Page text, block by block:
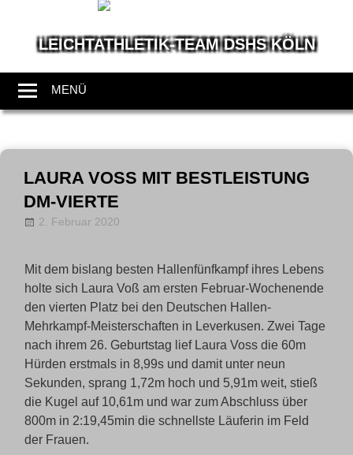
LEICHTATHLETIK-TEAM DSHS KÖLN
leben
Leichtathletik
MENÜ
Zum
InhaltLAURA VOSS MIT BESTLEISTUNG D
M-VIERTE
2. Februar 2020
Mit dem bislang besten Hallenfünfkampf ihres Lebens
holte sich Laura Voß am ersten Februar-Wochenende
den vierten Platz bei den Deutschen Hallen-
Mehrkampf-Meisterschaften in Leverkusen. Zwei Tage
nach ihrem 26. Geburtstag lief Laura Voss die 60m
Hürden erstmals in 8,99s und damit unter neun
Sekunden, sprang 1,72m hoch und 5,91m weit, stieß
die Kugel auf 10,61m und war zum Abschluss über
800m in 2:19,45min die schnellste Läuferin im Feld
der Frauen.